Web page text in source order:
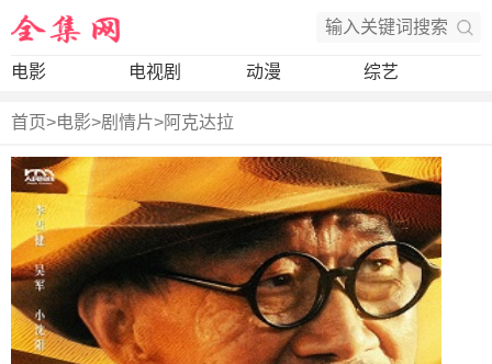
电影 电视剧 动漫 综艺
首页>电影>剧情片>阿克达拉